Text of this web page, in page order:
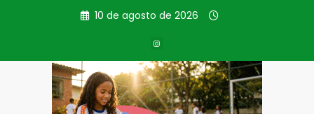
10 de agosto de 2026